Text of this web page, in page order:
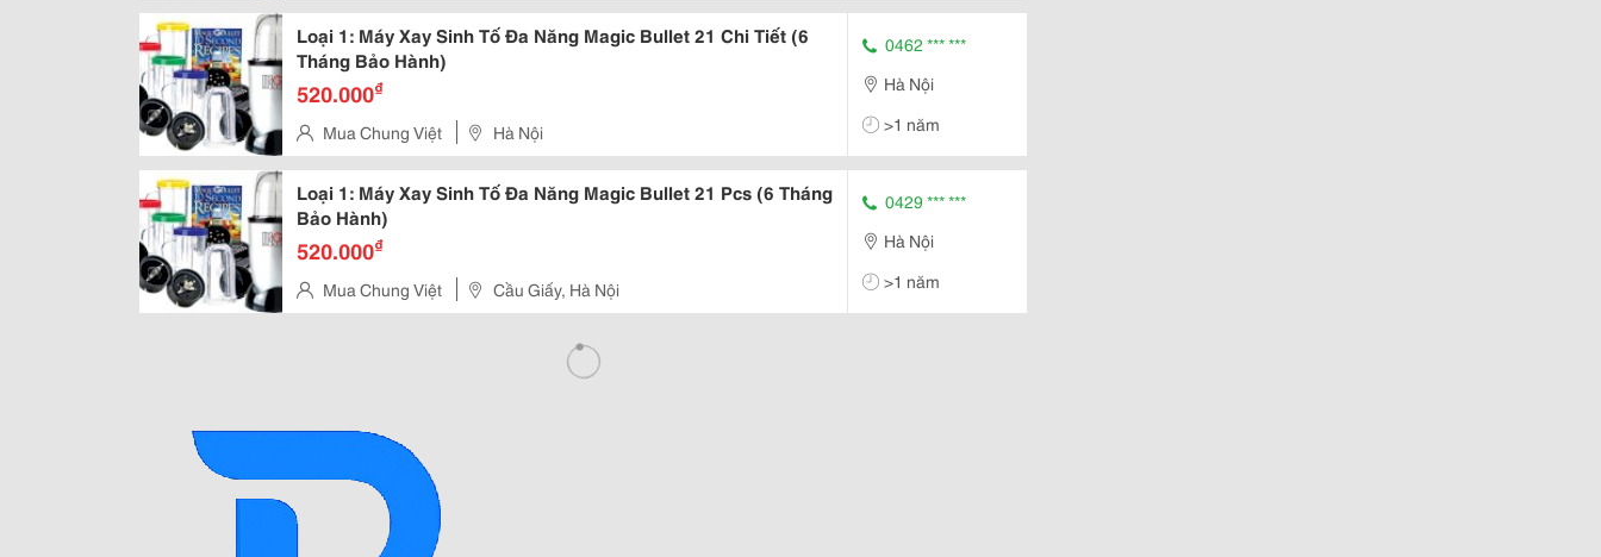
Loại 1: Máy Xay Sinh Tố Đa Năng Magic Bullet 21 Chi Tiết (6
Tháng Bảo Hành)
520.000₫
Mua Chung Việt Hà Nội
0462 *** ***
Hà Nội
>1 năm
Loại 1: Máy Xay Sinh Tố Đa Năng Magic Bullet 21 Pcs (6 Tháng
Bảo Hành)
520.000₫
Mua Chung Việt Cầu Giấy, Hà Nội
0429 *** ***
Hà Nội
>1 năm